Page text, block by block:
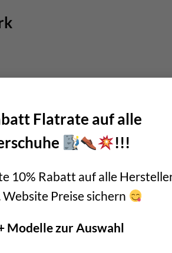
Flatrate auf alle
!!!
10% Rabatt auf alle
Website Preise sichern
Modelle zur Auswahl
Zehenbügel
Komponenten
30 g